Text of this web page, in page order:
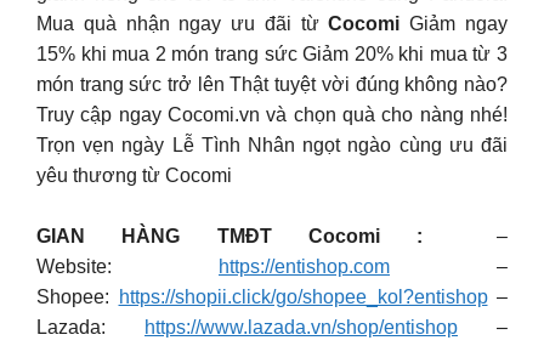
Mua quà nhận ngay ưu đãi từCocomi Giảm ngay
15% khi mua 2 món trang sức Giảm 20% khi mua từ 3
món trang sức trở lên Thật tuyệt vời đúng không nào?
Truy cập ngay Cocomi.vn và chọn quà cho nàng nhé!
Trọn vẹn ngày Lễ Tình Nhân ngọt ngào cùng ưu đãi
yêu thương từ Cocomi
GIAN HÀNG TMĐT Cocomi :
–
Website:
https://entishop.com –
Shopee:
https://shopii.click/go/shopee_kol?entishop–
Lazada:
https://www.lazada.vn/shop/entishop –